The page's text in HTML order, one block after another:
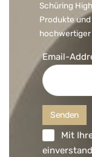
Schüring
Produkte
Email-
Mit